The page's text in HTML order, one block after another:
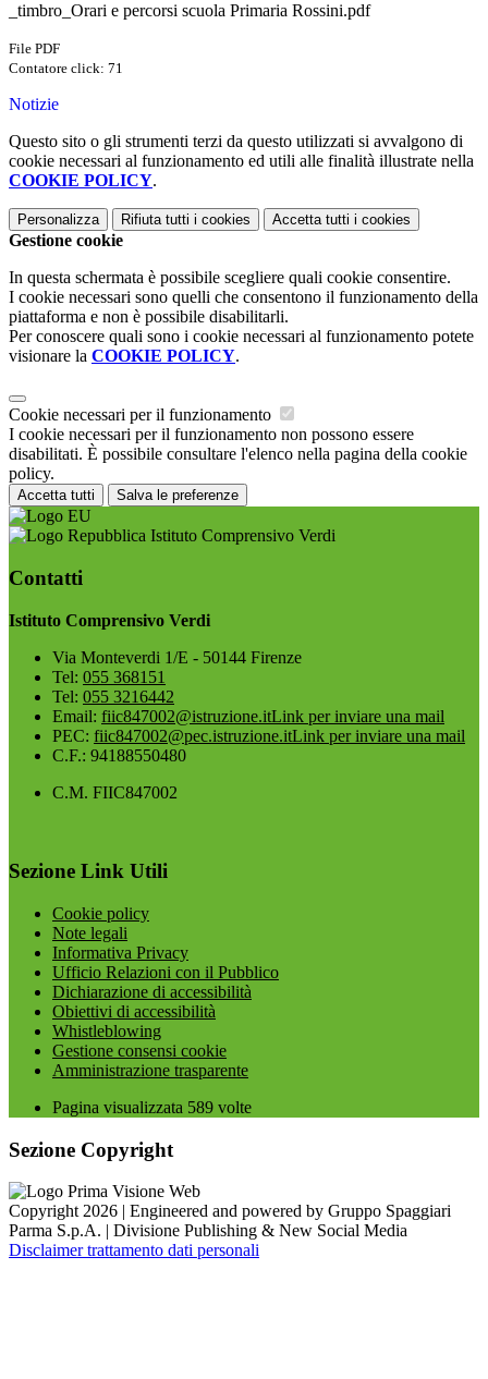
_timbro_Orari e percorsi scuola Primaria Rossini.pdf
File PDF
Contatore click: 71
Notizie
Questo sito o gli strumenti terzi da questo utilizzati si avvalgono di
cookie necessari al funzionamento ed utili alle finalità illustrate nella
COOKIE POLICY.
Personalizza Rifiuta tutti i cookies Accetta tutti i cookies
Gestione cookie
In questa schermata è possibile scegliere quali cookie consentire.
I cookie necessari sono quelli che consentono il funzionamento della
piattaforma e non è possibile disabilitarli.
Per conoscere quali sono i cookie necessari al funzionamento potete
visionare la COOKIE POLICY.
Cookie necessari per il funzionamento
I cookie necessari per il funzionamento non possono essere
disabilitati. È possibile consultare l'elenco nella pagina della cookie
policy.
Accetta tutti Salva le preferenze
Istituto Comprensivo Verdi
Contatti
Istituto Comprensivo Verdi
Via Monteverdi 1/E - 50144 Firenze
Tel: 055 368151
Tel: 055 3216442
Email: fiic847002@istruzione.itLink per inviare una mail
PEC: fiic847002@pec.istruzione.itLink per inviare una mail
C.F.: 94188550480
C.M. FIIC847002
Sezione Link Utili
Cookie policy
Note legali
Informativa Privacy
Ufficio Relazioni con il Pubblico
Dichiarazione di accessibilità
Obiettivi di accessibilità
Whistleblowing
Gestione consensi cookie
Amministrazione trasparente
Pagina visualizzata 589 volte
Sezione Copyright
Copyright 2026 | Engineered and powered by Gruppo Spaggiari
Parma S.p.A. | Divisione Publishing & New Social Media
Disclaimer trattamento dati personali